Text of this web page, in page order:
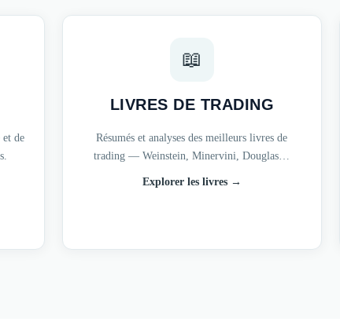
et de
📖
LIVRES DE TRADING
Résumés et analyses des meilleurs livres de
trading — Weinstein, Minervini, Douglas…
Explorer les livres →